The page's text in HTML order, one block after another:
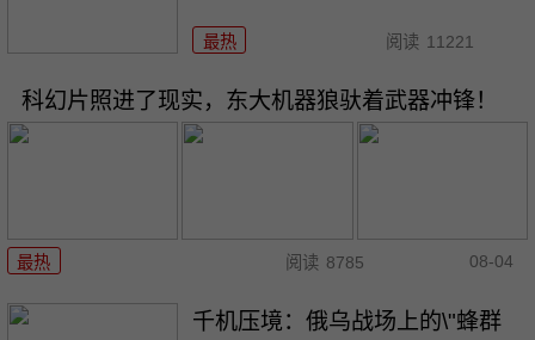
最热 阅读 11221
科幻片照进了现实，东大机器狼驮着武器冲锋！
最热 阅读 8785 08-04
千机压境：俄乌战场上的\"蜂群